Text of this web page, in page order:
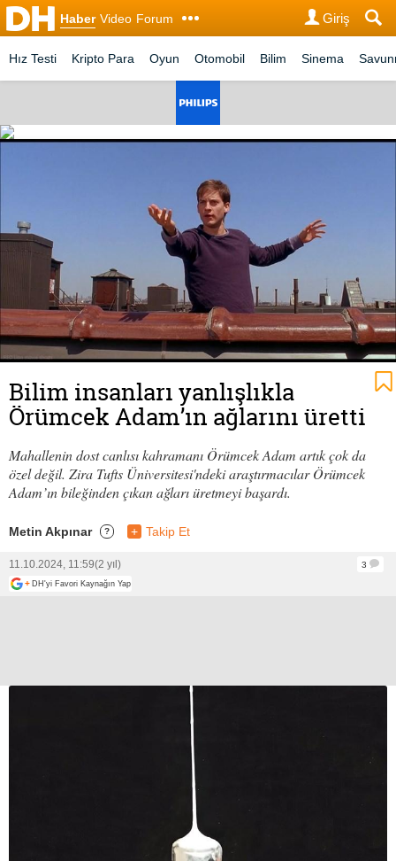
Haber Video Forum Giriş
Hız Testi Kripto Para Oyun Otomobil Bilim Sinema
Bilim insanları yanlışlıkla
Örümcek Adam’ın ağlarını üretti
Mahallenin dost canlısı kahramanı Örümcek Adam artık çok da
özel değil. Zira Tufts Üniversitesi'ndeki araştırmacılar Örümcek
Adam’ın bileğinden çıkan ağları üretmeyi başardı.
Metin Akpınar ? + Takip Et
11.10.2024, 11:59(2 yıl)
3
+ DH'yi Favori Kaynağın Yap